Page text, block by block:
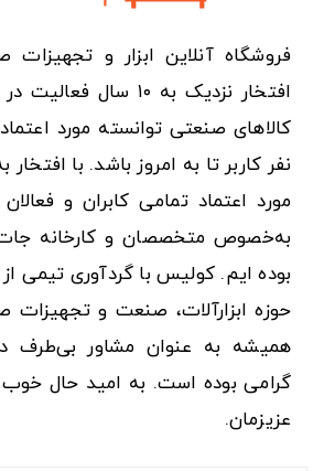
فروشگاه آنلاین ابزار و
افتخار نزدیک به ۱۰ سال
نفر کاربر تا به امروز باشد. با
مورد اعتماد تمامی کابران و
به‌خصوص متخصصان و کارخانه
بوده ایم. کولیس با گردآوری تیمی
حوزه ابزارآلات، صنعت و
همیشه به عنوان مشاور بی‌طرف
گرامی بوده است. به امید حال خوب
عزیزمان.